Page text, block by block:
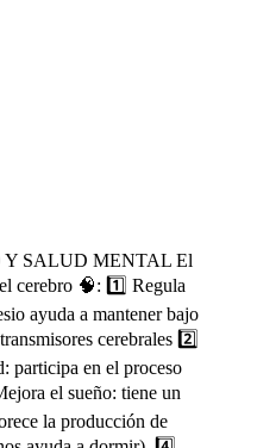
Y SALUD MENTAL El
cerebro 🧠: 1️⃣ Regula
ayuda a mantener bajo
cerebrales 2️⃣
participa en el proceso
el sueño: tiene un
la producción de